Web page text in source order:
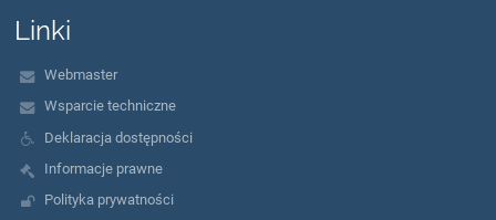
Linki
Webmaster
Wsparcie techniczne
Deklaracja dostępności
Informacje prawne
Polityka prywatności